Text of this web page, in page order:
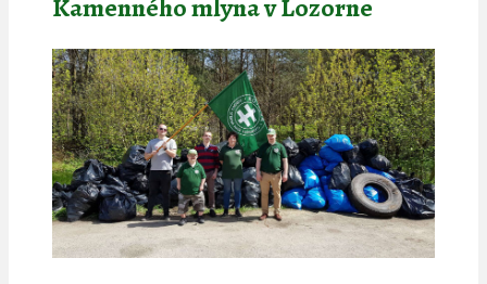
Kamenného mlyna v Lozorne